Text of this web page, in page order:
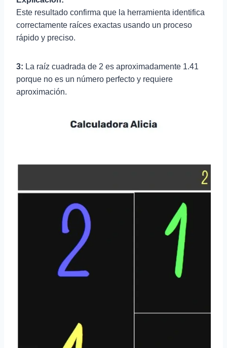
Este resultado confirma que la herramienta identifica
correctamente raíces exactas usando un proceso
rápido y preciso.
3: La raíz cuadrada de 2 es aproximadamente 1.41
porque no es un número perfecto y requiere
aproximación.